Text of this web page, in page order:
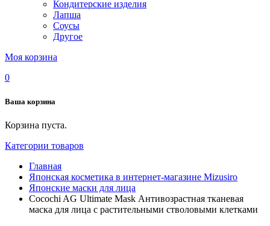
Кондитерские изделия
Лапша
Соусы
Другое
Моя корзина
0
Ваша корзина
Корзина пуста.
Категории товаров
Главная
Японская косметика в интернет-магазине Mizusiro
Японские маски для лица
Cocochi AG Ultimate Mask Антивозрастная тканевая
маска для лица с растительными стволовыми клетками